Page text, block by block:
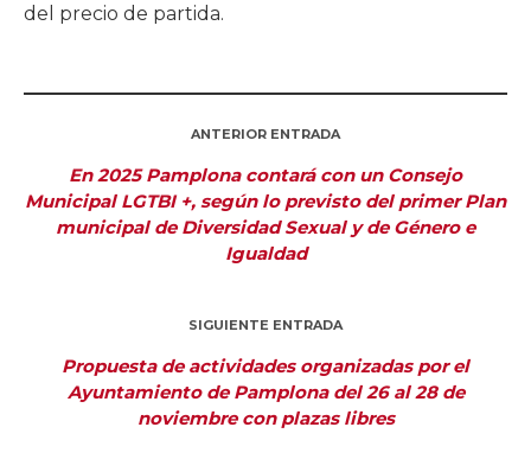
del precio de partida.
ANTERIOR ENTRADA
En 2025 Pamplona contará con un Consejo
Municipal LGTBI +, según lo previsto del primer Plan
municipal de Diversidad Sexual y de Género e
Igualdad
SIGUIENTE ENTRADA
Propuesta de actividades organizadas por el
Ayuntamiento de Pamplona del 26 al 28 de
noviembre con plazas libres